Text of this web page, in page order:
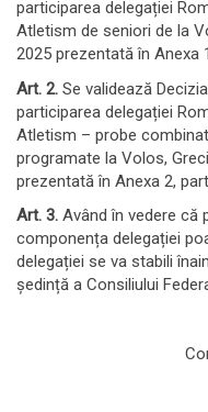
participarea delegației
Atletism de seniori de la
2025 prezentată în Anexa
Art. 2. Se validează
participarea delegației
Atletism – probe
programate la Volos,
prezentată în Anexa 2,
Art. 3. Având în vedere că
componența delegației
delegației se va stabili
ședință a Consiliului